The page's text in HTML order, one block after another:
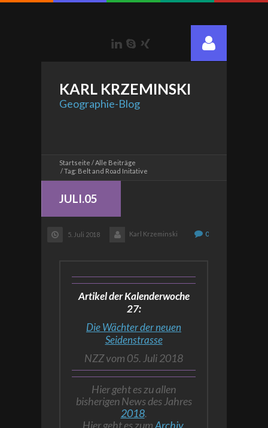
LinkedIn
Skype
KARL KRZEMINSKI
Geographie-Blog
Startseite
Alle Beiträge
Tag: Belt and Road Initative
JULI.05
5. Juli 2018 0
Karl Krzeminski
Artikel der Kalenderwoche
27:
Die Wächter der neuen
Seidenstrasse
NZZ vom 05. Juli 2018
Hier geht es zu allen
bisherigen News des Jahres
2018.
Hier geht es zumArchiv.